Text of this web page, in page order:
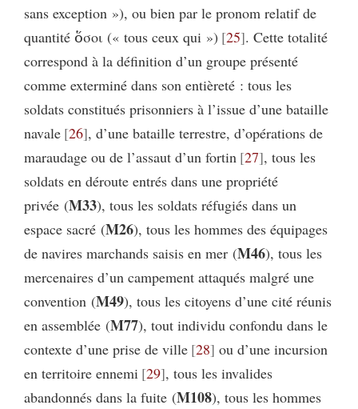
sans exception »), ou bien par le pronom relatif de
quantité ὅσοι (« tous ceux qui ») 25 . Cette totalité
correspond à la définition d’un groupe présenté
comme exterminé dans son entièreté : tous les
soldats constitués prisonniers à l’issue d’une bataille
navale 26 , d’une bataille terrestre, d’opérations de
maraudage ou de l’assaut d’un fortin 27 , tous les
soldats en déroute entrés dans une propriété
privée (M33), tous les soldats réfugiés dans un
espace sacré (M26), tous les hommes des équipages
de navires marchands saisis en mer (M46), tous les
mercenaires d’un campement attaqués malgré une
convention (M49), tous les citoyens d’une cité réunis
en assemblée (M77), tout individu confondu dans le
contexte d’une prise de ville 28 ou d’une incursion
en territoire ennemi 29 , tous les invalides
abandonnés dans la fuite (M108), tous les hommes